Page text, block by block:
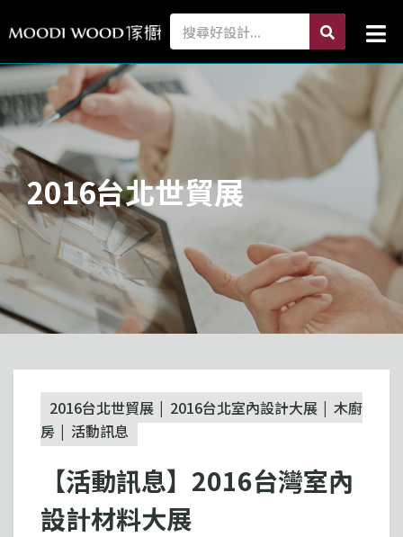
至
要
內
容
Search search
2016台北世貿展
2016台北世貿展 2016台北室內設計大展
木廚
房
活動訊息
【活動訊息】2016台灣室內
設計材料大展